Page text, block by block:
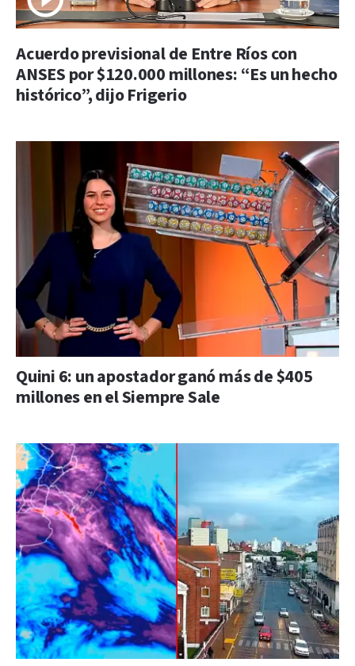
Acuerdo previsional de Entre Ríos con
ANSES por $120.000 millones: “Es un hecho
histórico”, dijo Frigerio
Quini 6: un apostador ganó más de $405
millones en el Siempre Sale